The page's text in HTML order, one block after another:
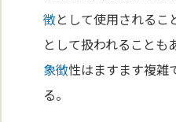
徴として使用されるこ
として扱われることも
象徴性はますます複雑
る。